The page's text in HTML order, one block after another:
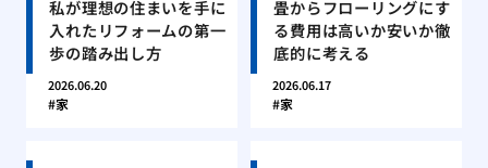
私が理想の住まいを手に
入れたリフォームの第一
歩の踏み出し方
2026.06.20
家
畳からフローリングにす
る費用は高いか安いか徹
底的に考える
2026.06.17
家